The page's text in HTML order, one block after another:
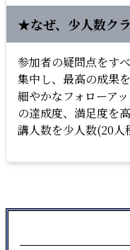
★なぜ、少人数ク
参加者の疑問点をす
集中し、最高の成果
細やかなフォローア
の達成度、満足度を
講人数を少人数(20人